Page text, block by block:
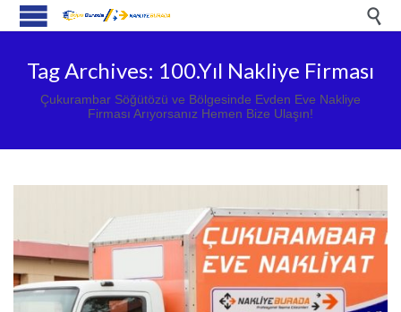

Tag Archives: 100.Yıl Nakliye Firması
Çukurambar Söğütözü ve Bölgesinde Evden Eve Nakliye
Firması Arıyorsanız Hemen Bize Ulaşın!